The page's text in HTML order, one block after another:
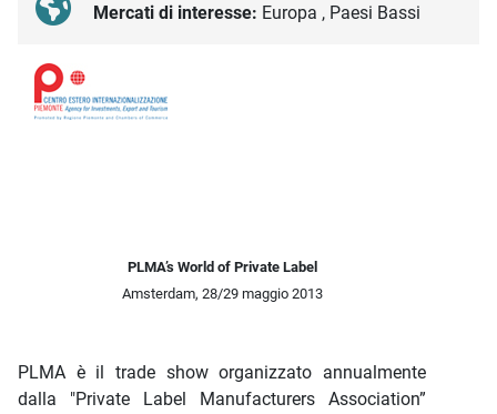
Mercati di interesse: Europa , Paesi Bassi
PLMA’s World of Private Label
Amsterdam, 28/29 maggio 2013
PLMA è il trade show organizzato annualmente
dalla "Private Label Manufacturers Association”